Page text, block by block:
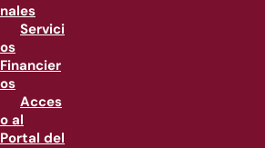
nales
Servici
os
Financier
os
Acces
o al
Portal del